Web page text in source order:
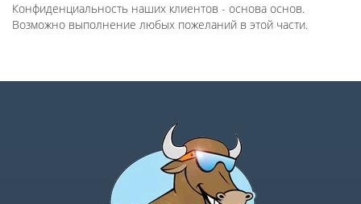
Конфиденциальность наших клиентов - основа основ.
Возможно выполнение любых пожеланий в этой части.